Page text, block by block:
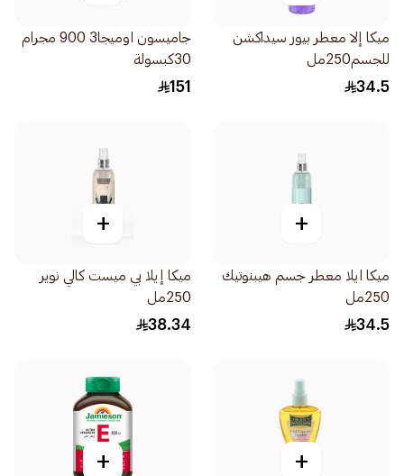
ميكا إلا معطر بيور سيداكشن
للجسم250مل
34.5
جاميسون اوميجا3 900 مجرام
30كبسولة
151
+
ميكا ايلا معطر جسم هيبنوتيك
250مل
34.5
+
ميكا إيلا بي ميست كالي نوير
250مل
38.34
+
+